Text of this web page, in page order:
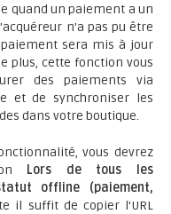
quand un paiement a un
n'a pas pu être
sera mis à jour
plus, cette fonction vous
des paiements via
et de synchroniser les
dans votre boutique.
vous devrez
Lors de tous les
offline (paiement,
il suffit de copier l'URL